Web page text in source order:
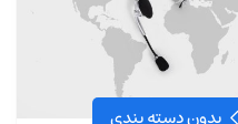
بدون دسته بندی